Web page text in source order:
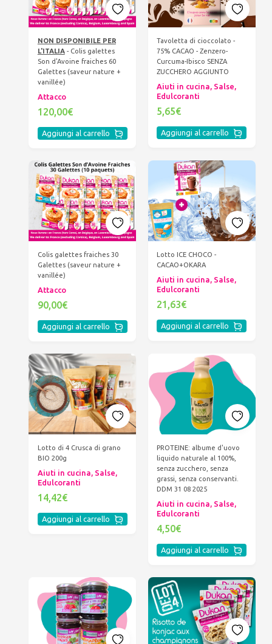
NON DISPONIBILE PER
L'ITALIA- Colis galettes
Son d'Avoine fraiches 60
Galettes (saveur nature +
vanillée)
Attacco
120,00€
Aggiungi al carrello
Tavoletta di cioccolato -
75% CACAO - Zenzero-
Curcuma-Ibisco SENZA
ZUCCHERO AGGIUNTO
Aiuti in cucina, Salse,
Edulcoranti
5,65€
Aggiungi al carrello
Colis galettes fraiches 30
Galettes (saveur nature +
vanillée)
Attacco
90,00€
Aggiungi al carrello
Lotto ICE CHOCO -
CACAO+OKARA
Aiuti in cucina, Salse,
Edulcoranti
21,63€
Aggiungi al carrello
Lotto di 4 Crusca di grano
BIO 200g
Aiuti in cucina, Salse,
Edulcoranti
14,42€
Aggiungi al carrello
PROTEINE: albume d'uovo
liquido naturale al 100%,
senza zucchero, senza
grassi, senza conservanti.
DDM 31 08 2025
Aiuti in cucina, Salse,
Edulcoranti
4,50€
Aggiungi al carrello